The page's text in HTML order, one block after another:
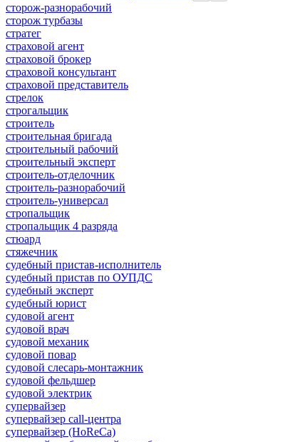
сторож-разнорабочий
сторож турбазы
стратег
страховой агент
страховой брокер
страховой консультант
страховой представитель
стрелок
строгальщик
строитель
строительная бригада
строительный рабочий
строительный эксперт
строитель-отделочник
строитель-разнорабочий
строитель-универсал
стропальщик
стропальщик 4 разряда
стюард
стяжечник
судебный пристав-исполнитель
судебный пристав по ОУПДС
судебный эксперт
судебный юрист
судовой агент
судовой врач
судовой механик
судовой повар
судовой слесарь-монтажник
судовой фельдшер
судовой электрик
супервайзер
супервайзер call-центра
супервайзер (HoReCa)